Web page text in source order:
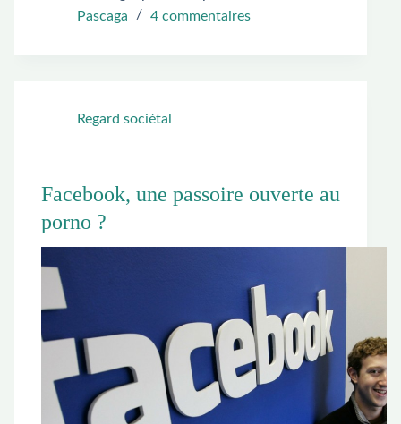
Pascaga
4 commentaires
Regard sociétal
Facebook, une passoire ouverte au
porno ?